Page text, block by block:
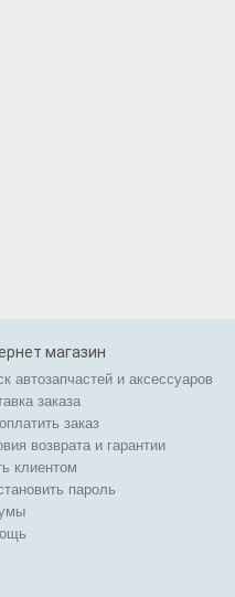
магазин
автозапчастей и аксессуаров
заказа
заказ
возврата и гарантии
клиентом
пароль